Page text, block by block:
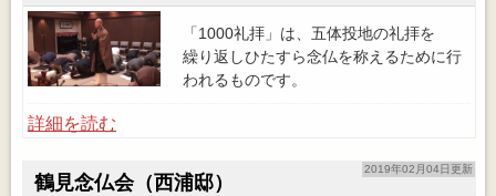
「1000礼拝」は、五体投地の礼拝を
繰り返しひたすら念仏を称えるために行
われるものです。
詳細を読む
2019年02月04日更新
鶴見念仏会（西浦邸）